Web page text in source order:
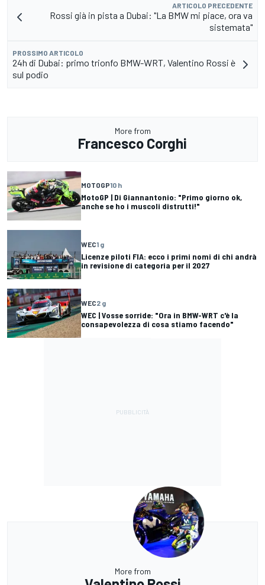
ARTICOLO PRECEDENTE
Rossi già in pista a Dubai: "La BMW mi piace, ora va
sistemata"
PROSSIMO ARTICOLO
24h di Dubai: primo trionfo BMW-WRT, Valentino Rossi è
sul podio
More from
Francesco Corghi
MOTOGP10 h
MotoGP | Di Giannantonio: "Primo giorno ok,
anche se ho i muscoli distrutti!"
WEC1 g
Licenze piloti FIA: ecco i primi nomi di chi andrà
in revisione di categoria per il 2027
WEC2 g
WEC | Vosse sorride: "Ora in BMW-WRT c'è la
consapevolezza di cosa stiamo facendo"
More from